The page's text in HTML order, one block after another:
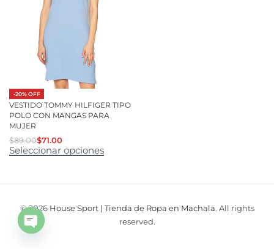
-20% OFF
VESTIDO TOMMY HILFIGER TIPO
POLO CON MANGAS PARA
MUJER
$89.00$71.00
Seleccionar opciones
© 2026 House Sport | Tienda de Ropa en Machala. All rights
reserved.
Open